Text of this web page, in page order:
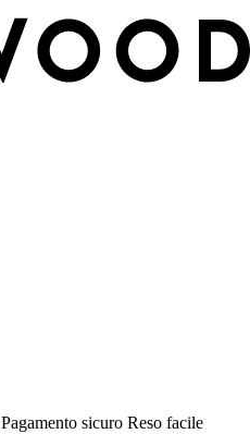
Pagamento sicuro Reso facile